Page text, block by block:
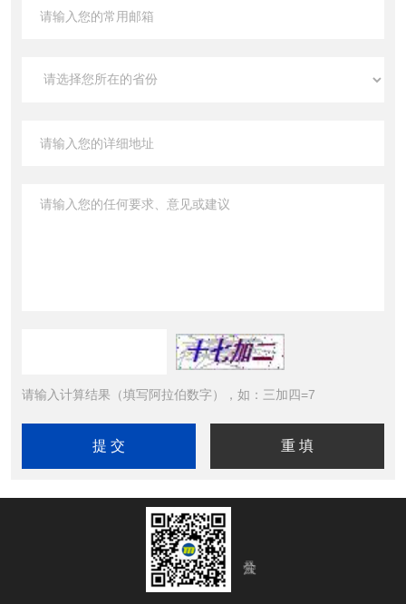
请输入计算结果（填写阿拉伯数字），如：三加四=7